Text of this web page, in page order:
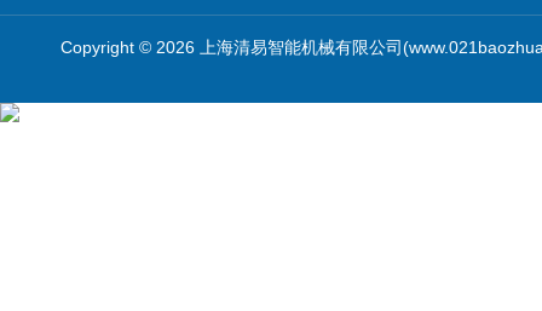
Copyright © 2026 上海清易智能机械有限公司